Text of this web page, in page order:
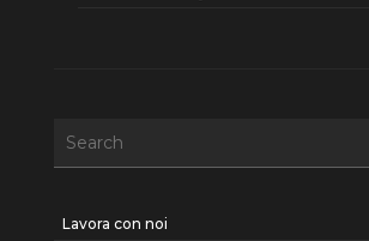
Lavora con noi